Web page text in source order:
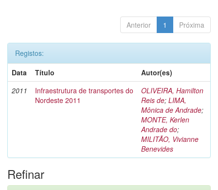
Anterior 1 Próxima
Registos:
Data
Título
Autor(es)
2011
Infraestrutura de transportes do
Nordeste 2011
OLIVEIRA, Hamilton
Reis de; LIMA,
Mônica de Andrade;
MONTE, Kerlen
Andrade do;
MILITÃO, Vivianne
Benevides
Refinar